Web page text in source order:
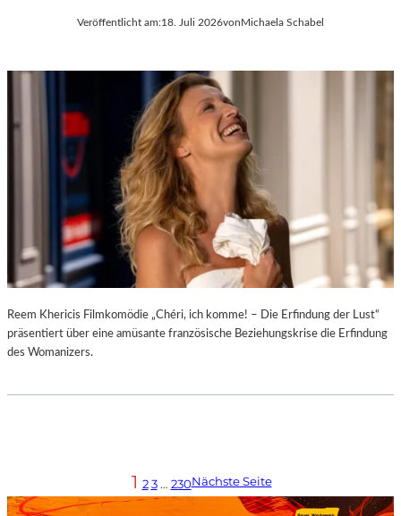
Veröffentlicht am:18. Juli 2026vonMichaela Schabel
Reem Khericis Filmkomödie „Chéri, ich komme! – Die Erfindung der Lust“
präsentiert über eine amüsante französische Beziehungskrise die Erfindung
des Womanizers.
1 2 3 … 230Nächste Seite